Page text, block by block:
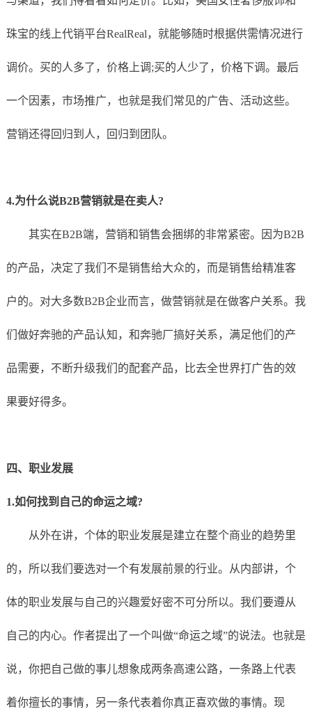
珠宝的线上代销平台RealReal，就能够随时根据供需情况进行
调价。买的人多了，价格上调;买的人少了，价格下调。最后
一个因素，市场推广，也就是我们常见的广告、活动这些。
营销还得回归到人，回归到团队。
4.为什么说B2B营销就是在卖人?
其实在B2B端，营销和销售会捆绑的非常紧密。因为B2B
的产品，决定了我们不是销售给大众的，而是销售给精准客
户的。对大多数B2B企业而言，做营销就是在做客户关系。我
们做好奔驰的产品认知，和奔驰厂搞好关系，满足他们的产
品需要，不断升级我们的配套产品，比去全世界打广告的效
果要好得多。
四、职业发展
1.如何找到自己的命运之域?
从外在讲，个体的职业发展是建立在整个商业的趋势里
的，所以我们要选对一个有发展前景的行业。从内部讲，个
体的职业发展与自己的兴趣爱好密不可分所以。我们要遵从
自己的内心。作者提出了一个叫做“命运之域”的说法。也就是
说，你把自己做的事儿想象成两条高速公路，一条路上代表
着你擅长的事情，另一条代表着你真正喜欢做的事情。现